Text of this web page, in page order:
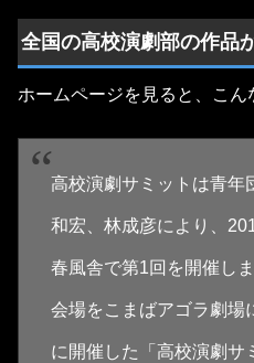
全国の高校演劇部の作品
ホームページを見ると、こん
高校演劇サミットは青年
和宏、林成彦により、
春風舎で第1回を開催し
会場をこまばアゴラ劇場
に開催した「高校演劇サ